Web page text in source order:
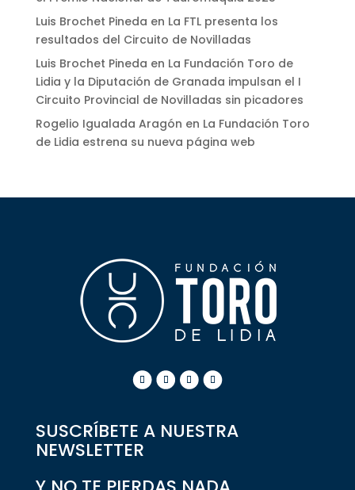
Luis Brochet Pineda en La FTL presenta los
resultados del Circuito de Novilladas
Luis Brochet Pineda en La Fundación Toro de
Lidia y la Diputación de Granada impulsan el I
Circuito Provincial de Novilladas sin picadores
Rogelio Igualada Aragón en La Fundación Toro
de Lidia estrena su nueva página web
SUSCRÍBETE A NUESTRA
NEWSLETTER